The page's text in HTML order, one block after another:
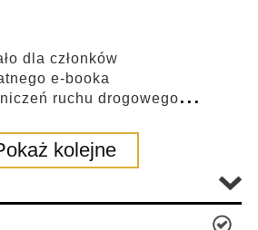
dla członków
e-booka
ruchu drogowego...
kolejne